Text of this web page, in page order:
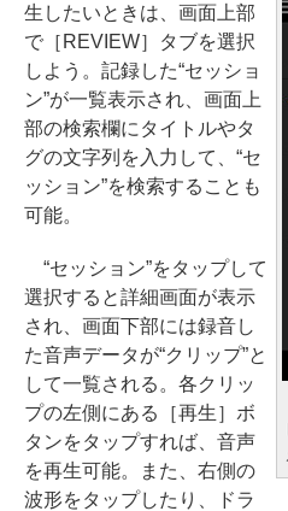
生したいときは、画面上部
で［REVIEW］タブを選択
しよう。記録した“セッショ
ン”が一覧表示され、画面上
部の検索欄にタイトルやタ
グの文字列を入力して、“セ
ッション”を検索することも
可能。
“セッション”をタップして
選択すると詳細画面が表示
され、画面下部には録音し
た音声データが“クリップ”と
して一覧される。各クリッ
プの左側にある［再生］ボ
タンをタップすれば、音声
を再生可能。また、右側の
波形をタップしたり、ドラ